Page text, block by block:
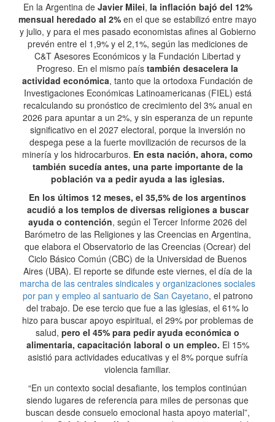
En la Argentina de Javier Milei, la inflación bajó del 12%
mensual heredado al 2% en el que se estabilizó entre mayo
y julio, y para el mes pasado economistas afines al Gobierno
prevén entre el 1,9% y el 2,1%, según las mediciones de
C&T Asesores Económicos y la Fundación Libertad y
Progreso. En el mismo país también desacelera la
actividad económica, tanto que la ortodoxa Fundación de
Investigaciones Económicas Latinoamericanas (FIEL) está
recalculando su pronóstico de crecimiento del 3% anual en
2026 para apuntar a un 2%, y sin esperanza de un repunte
significativo en el 2027 electoral, porque la inversión no
despega pese a la fuerte movilización de recursos de la
minería y los hidrocarburos. En esta nación, ahora, como
también sucedía antes, una parte importante de la
población va a pedir ayuda a las iglesias.
En los últimos 12 meses, el 35,5% de los argentinos
acudió a los templos de diversas religiones a buscar
ayuda o contención, según el Tercer Informe 2026 del
Barómetro de las Religiones y las Creencias en Argentina,
que elabora el Observatorio de las Creencias (Ocrear) del
Ciclo Básico Común (CBC) de la Universidad de Buenos
Aires (UBA). El reporte se difunde este viernes, el día de la
marcha de las centrales sindicales y organizaciones sociales
por pan y empleo al santuario de San Cayetano, el patrono
del trabajo. De ese tercio que fue a las iglesias, el 61% lo
hizo para buscar apoyo espiritual, el 29% por problemas de
salud, pero el 45% para pedir ayuda económica o
alimentaria, capacitación laboral o un empleo. El 15%
asistió para actividades educativas y el 8% porque sufría
violencia familiar.
“En un contexto social desafiante, los templos continúan
siendo lugares de referencia para miles de personas que
buscan desde consuelo emocional hasta apoyo material”,